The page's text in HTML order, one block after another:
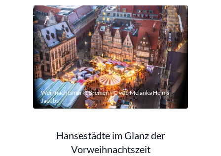
Weihnachtsmarkt Bremen | © wfb Melanka Helms-
Jacobs
Hansestädte im Glanz der
Vorweihnachtszeit